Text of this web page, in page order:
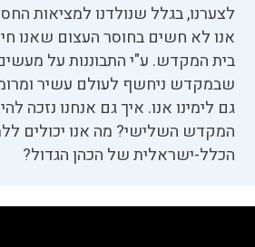
לצערנו, בגלל שנולדנו למציאות
אנו לא חשים בחוסר העצום שאנו
בית המקדש. ע"י התבוננות על
שבמקדש ניחשף לעולם עשיר
גם לימינו אנו. איך גם אנחנו נזכה
המקדש השלישי? מה אנו יכולים
הכלל-ישראלית של הכהן הגדול?